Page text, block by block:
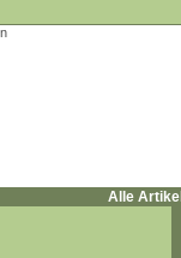
Alle Artikel